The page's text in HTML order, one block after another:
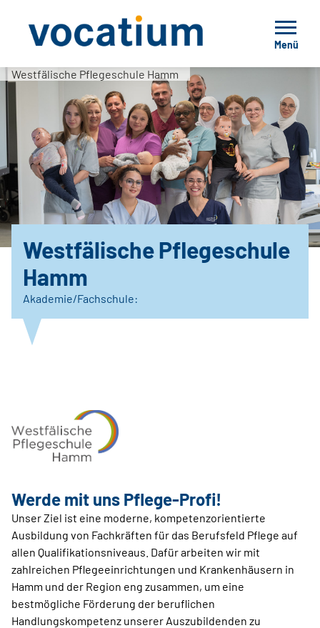
Menü
Westfälische Pflegeschule Hamm
Westfälische Pflegeschule
Hamm
Akademie/Fachschule:
Werde mit uns Pflege-Profi!
Unser Ziel ist eine moderne, kompetenzorientierte
Ausbildung von Fachkräften für das Berufsfeld Pflege auf
allen Qualifikationsniveaus. Dafür arbeiten wir mit
zahlreichen Pflegeeinrichtungen und Krankenhäusern in
Hamm und der Region eng zusammen, um eine
bestmögliche Förderung der beruflichen
Handlungskompetenz unserer Auszubildenden zu